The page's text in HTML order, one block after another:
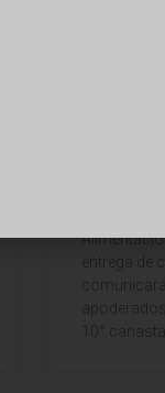
Junto con
Ustedes y
entrega de
10°